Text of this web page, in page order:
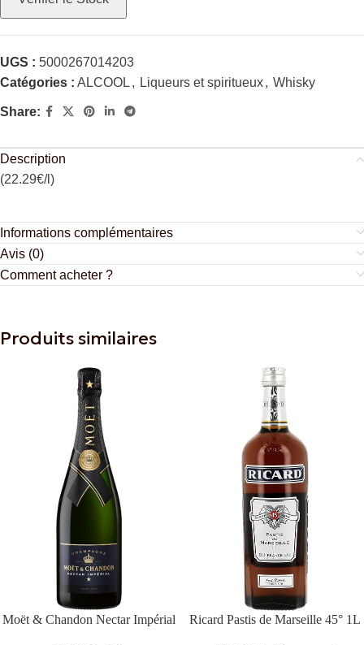
UGS : 5000267014203
Catégories : ALCOOL , Liqueurs et spiritueux, Whisky
Share:
Description
(22.29€/l)
Informations complémentaires
Avis (0)
Comment acheter ?
Produits similaires
Moët & Chandon Nectar Impérial
Ricard Pastis de Marseille 45° 1L